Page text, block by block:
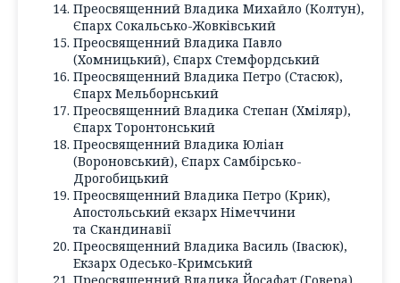
Преосвященний Владика Михайло (Колтун),
Єпарх Сокальсько-Жовківський
Преосвященний Владика Павло
(Хомницький), Єпарх Стемфордський
Преосвященний Владика Петро (Стасюк),
Єпарх Мельборнський
Преосвященний Владика Степан (Хміляр),
Єпарх Торонтонський
Преосвященний Владика Юліан
(Вороновський), Єпарх Самбірсько-
Дрогобицький
Преосвященний Владика Петро (Крик),
Апостольський екзарх Німеччини
та Скандинавії
Преосвященний Владика Василь (Івасюк),
Екзарх Одесько-Кримський